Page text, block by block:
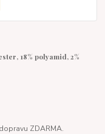
18% polyamid, 2%
ZDARMA.